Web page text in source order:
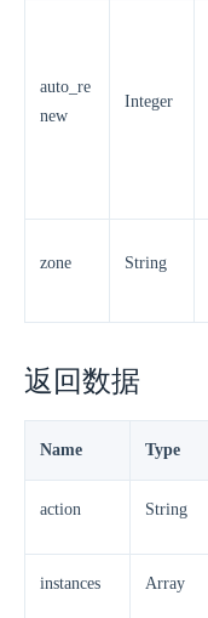
auto_re
new
Integer
zone String
返回数据
Name Type
action String
instances Array